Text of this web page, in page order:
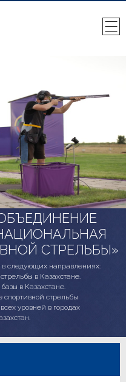
СТРЕЛЬБЫ»
следующих направлениях:
в Казахстане.
в Казахстане.
стрельбы
уровней в городах